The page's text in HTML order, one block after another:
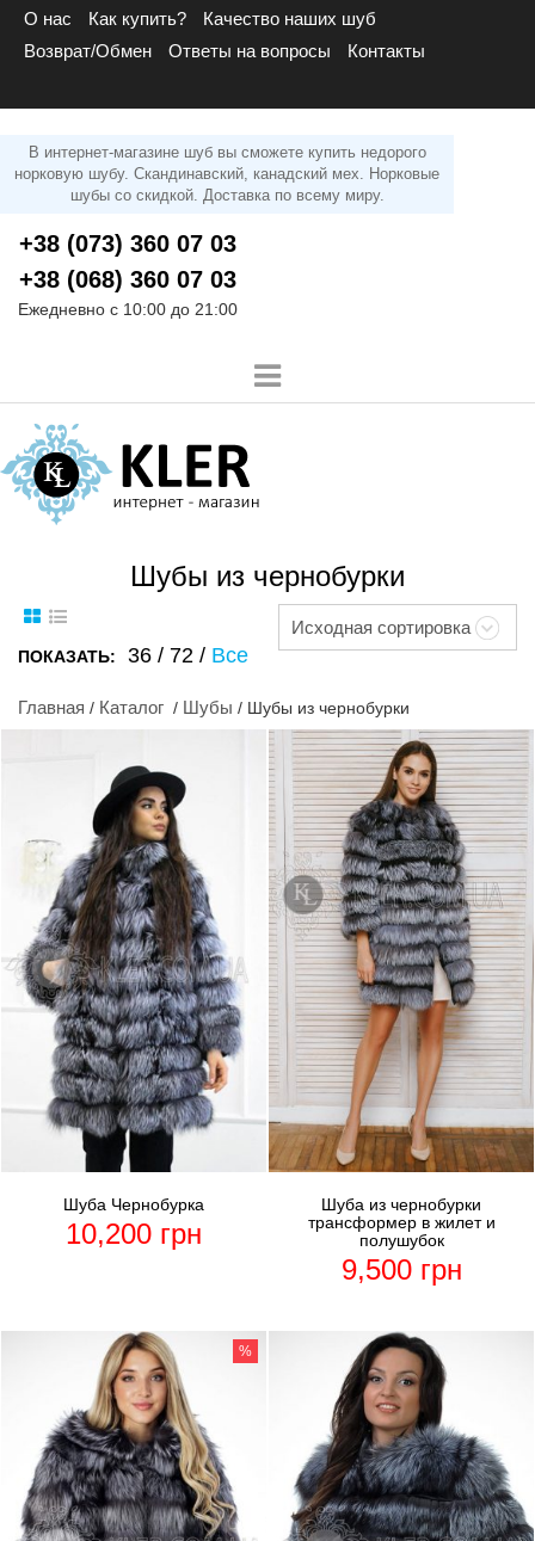
О нас Как купить?
Качество наших шуб
Возврат/Обмен
Ответы на вопросы Контакты
В интернет-магазине шуб вы сможете купить недорого
норковую шубу. Скандинавский, канадский мех. Норковые
шубы со скидкой. Доставка по всему миру.
+38 (073) 360 07 03
+38 (068) 360 07 03
Ежедневно с 10:00 до 21:00
Шубы из чернобурки
Исходная сортировка
ПОКАЗАТЬ: 36 / 72 / Все
Главная / Каталог / Шубы / Шубы из чернобурки
Шуба из чернобурки
трансформер в жилет и
полушубок
9,500 грн
Шуба Чернобурка
10,200 грн
%